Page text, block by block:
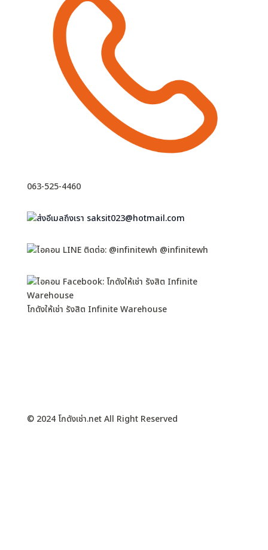
063-525-4460
saksit023@hotmail.com
@infinitewh
โกดังให้เช่า รังสิต Infinite Warehouse
© 2024 โกดังเช่า.net All Right Reserved